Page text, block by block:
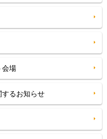
会場
るお知らせ